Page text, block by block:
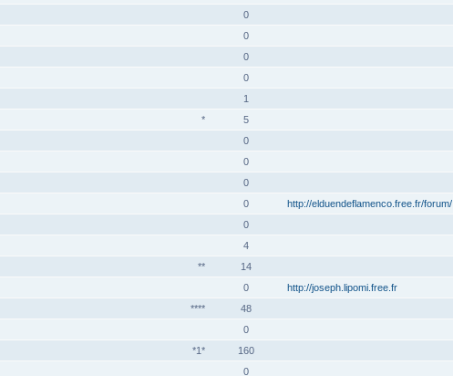
0
0
0
0
1
*
5
0
0
0
0 http://elduendeflamenco.free.fr/forum/
0
4
**
14
0 http://joseph.lipomi.free.fr
****
48
0
*1*
160
0